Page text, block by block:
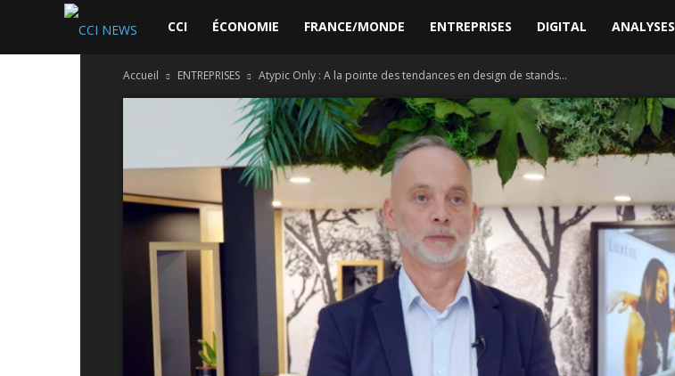
CCI
News
CCI ÉCONOMIE FRANCE/MONDE ENTREPRISES DIGITAL ANALYSES
Accueil ENTREPRISES Atypic Only : A la pointe des tendances en design de stands...